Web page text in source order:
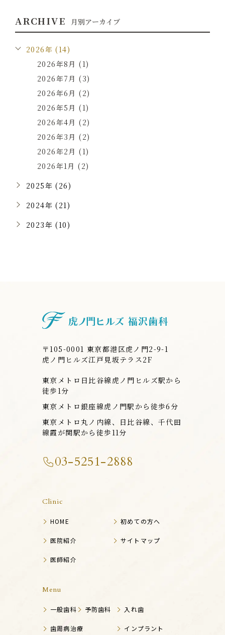
ARCHIVE 月別アーカイブ
2026年 (14)
2026年8月 (1)
2026年7月 (3)
2026年6月 (2)
2026年5月 (1)
2026年4月 (2)
2026年3月 (2)
2026年2月 (1)
2026年1月 (2)
2025年 (26)
2024年 (21)
2023年 (10)
〒105-0001 東京都港区虎ノ門2-9-1
虎ノ門ヒルズ江戸見坂テラス2F
東京メトロ日比谷線虎ノ門ヒルズ駅から
徒歩1分
東京メトロ銀座線虎ノ門駅から徒歩6分
東京メトロ丸ノ内線、日比谷線、千代田
線霞が関駅から徒歩11分
03-5251-2888
Clinic
HOME
医院紹介
医師紹介
初めての方へ
サイトマップ
Menu
一般歯科 予防歯科
歯周病治療
入れ歯
インプラント